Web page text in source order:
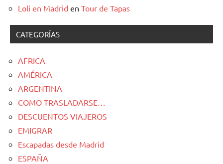
Loli en Madrid en Tour de Tapas
CATEGORÍAS
AFRICA
AMÉRICA
ARGENTINA
COMO TRASLADARSE…
DESCUENTOS VIAJEROS
EMIGRAR
Escapadas desde Madrid
ESPAÑA